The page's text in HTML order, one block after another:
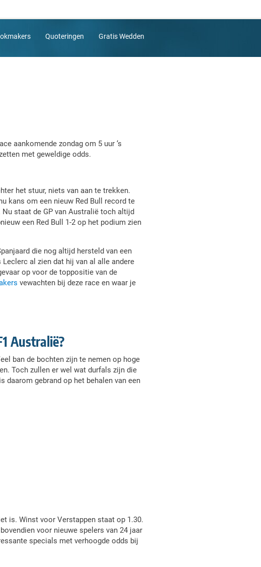
Quoteringen Gratis Wedden
aankomende zondag om 5 uur ‘s
met geweldige odds.
het stuur, niets van aan te trekken.
kans om een nieuw Red Bull record te
staat de GP van Australië toch altijd
een Red Bull 1-2 op het podium zien
die nog altijd hersteld van een
al zien dat hij van al alle andere
op voor de toppositie van de
vewachten bij deze race en waar je
Australië?
ban de bochten zijn te nemen op hoge
Toch zullen er wel wat durfals zijn die
daarom gebrand op het behalen van een
is. Winst voor Verstappen staat op 1.30.
voor nieuwe spelers van 24 jaar
specials met verhoogde odds bij